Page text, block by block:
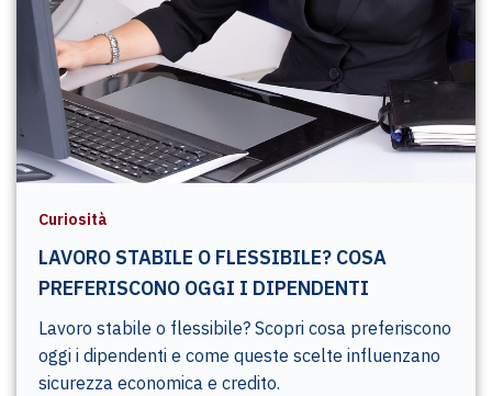
Curiosità
LAVORO STABILE O FLESSIBILE? COSA
PREFERISCONO OGGI I DIPENDENTI
Lavoro stabile o flessibile? Scopri cosa preferiscono
oggi i dipendenti e come queste scelte influenzano
sicurezza economica e credito.